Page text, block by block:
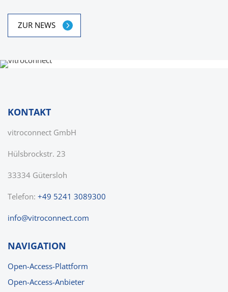
ZUR NEWS
KONTAKT
vitroconnect GmbH
Hülsbrockstr. 23
33334 Gütersloh
Telefon: +49 5241 3089300
nf v tr c nn ct c m
NAVIGATION
Open-Access-Plattform
Open-Access-Anbieter